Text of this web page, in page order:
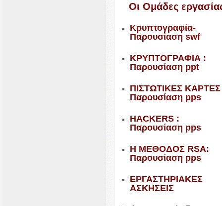
Οι Ομάδες
Κρυπτογραφία-​
Παρουσίαση swf
ΚΡΥΠΤΟΓΡΑΦΙΑ :
Παρουσίαση ppt
ΠΙΣΤΩΤΙΚΕΣ ΚΑΡΤΕΣ
Παρουσίαση pps
HACK­ERS:
Παρουσίαση pps
Η ΜΕΘΟΔΟΣ RSA:
Παρουσίαση pps
ΕΡΓΑΣΤΗΡΙΑΚΕΣ
ΑΣΚΗΣΕΙΣ